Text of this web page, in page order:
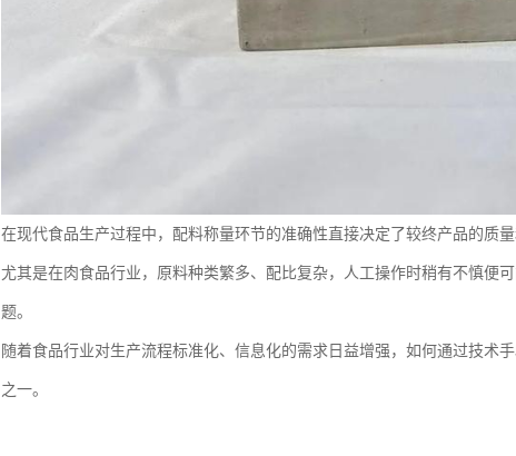
在现代食品生产过程中，配料称量环节的准确性直接决定了较终产品的质量
尤其是在肉食品行业，原料种类繁多、配比复杂，人工操作时稍有不慎便
题。
随着食品行业对生产流程标准化、信息化的需求日益增强，如何通过技术
之一。